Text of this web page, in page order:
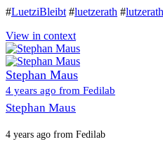
#LuetziBleibt #luetzerath #
View in context
Stephan Maus
4 years ago from Fedilab
Stephan Maus
4 years ago from Fedilab